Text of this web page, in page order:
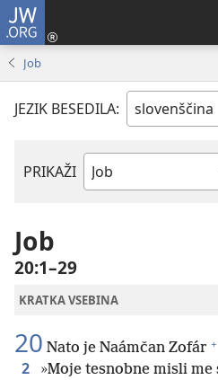
JW.ORG
Job
JEZIK BESEDILA:
PRIKAŽI
Po
Job
20:1–29
KRATKA VSEBINA
20 Nato je Naámčan Zofár +
2
»Moje tesnobne misli